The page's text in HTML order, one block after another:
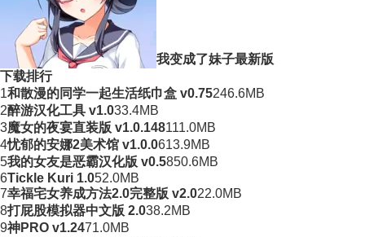
我变成了妹子最新版
下载排行
1和散漫的同学一起生活纸巾盒 v0.75246.6MB
2醉游汉化工具 v1.033.4MB
3魔女的夜宴直装版 v1.0.148111.0MB
4忧郁的安娜2美术馆 v1.0.0613.9MB
5我的女友是恶霸汉化版 v0.5850.6MB
6Tickle Kuri 1.052.0MB
7幸福宅女养成方法2.0完整版 v2.022.0MB
8打屁股模拟器中文版 2.038.2MB
9神PRO v1.2471.0MB